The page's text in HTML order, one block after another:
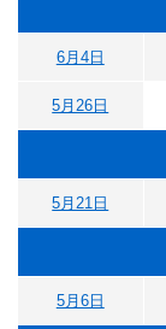
6月4日
5月26日
5月21日
5月6日